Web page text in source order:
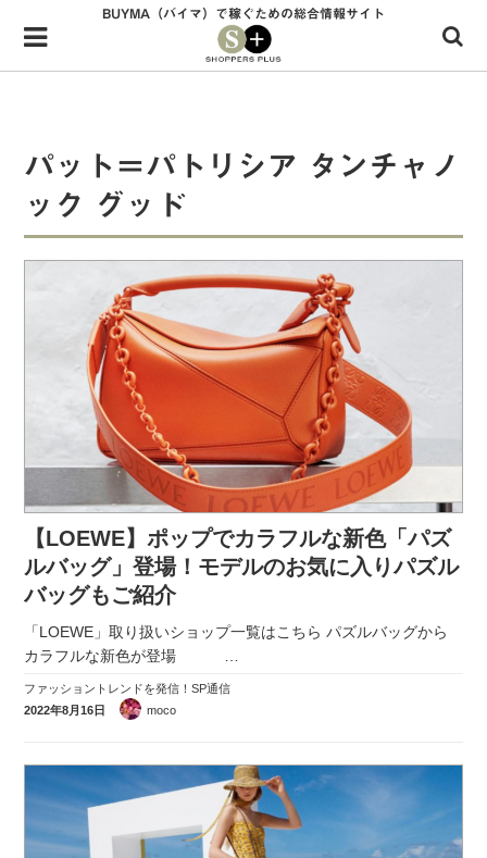
Menu
HOME
34歳独身OLバイマ実践記
無在庫で自由気ままに稼ぐ！バイマ実践記
ファッショントレンドを発信！SP通信
BUYMAで人気のブランド
BUYMAの売れ筋商品
バイマの疑問に現役パーソナルショッパーが答えてみた
バイマ活動の疑問に売れっ子現役バイヤーが答えてみた
実録！海外ショップで買ってみた！
海外SHOP LIST
パーソナルショッパー指南書
BUYMA（バイマ）で稼ぐための総合情報サイト
パット＝パトリシア タンチャノ
ック グッド
【LOEWE】ポップでカラフルな新色「パズ
ルバッグ」登場！モデルのお気に入りパズル
バッグもご紹介
「LOEWE」取り扱いショップ一覧はこちら パズルバッグから
カラフルな新色が登場 …
ファッショントレンドを発信！SP通信
2022年8月16日
moco